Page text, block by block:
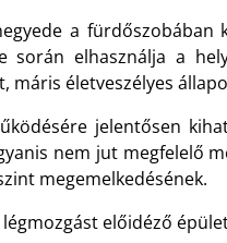
a
során elhasználja a
máris életveszélyes
jelentősen
nem jut megfelelő
megemelkedésének.
előidéző